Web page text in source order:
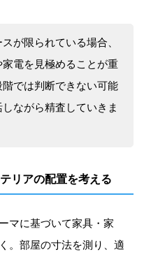
が限られている場合、
電を見極めることが重
では判断できない可能
ながら精査していきま
リアの配置を考える
マに基づいて家具・家
。部屋の寸法を測り、適